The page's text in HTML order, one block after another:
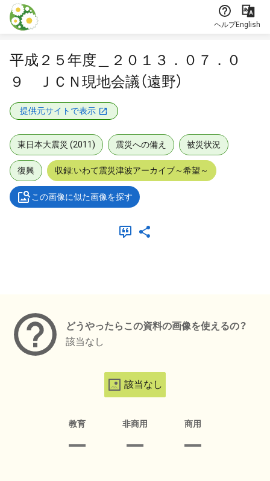
本文に飛ぶ
ヘルプEnglish
平成２５年度＿２０１３．０７．０
９ ＪＣＮ現地会議（遠野）
提供元サイトで表示
東日本大震災 (2011) 震災への備え 被災状況
復興 収録:いわて震災津波アーカイブ～希望～
この画像に似た画像を探す
どうやったらこの資料の画像を使えるの？
該当なし
該当なし
教育 非商用 商用